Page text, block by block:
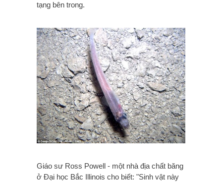
tạng bên trong.
Giáo sư Ross Powell - một nhà địa chất băng
ở Đại học Bắc Illinois cho biết: "Sinh vật này